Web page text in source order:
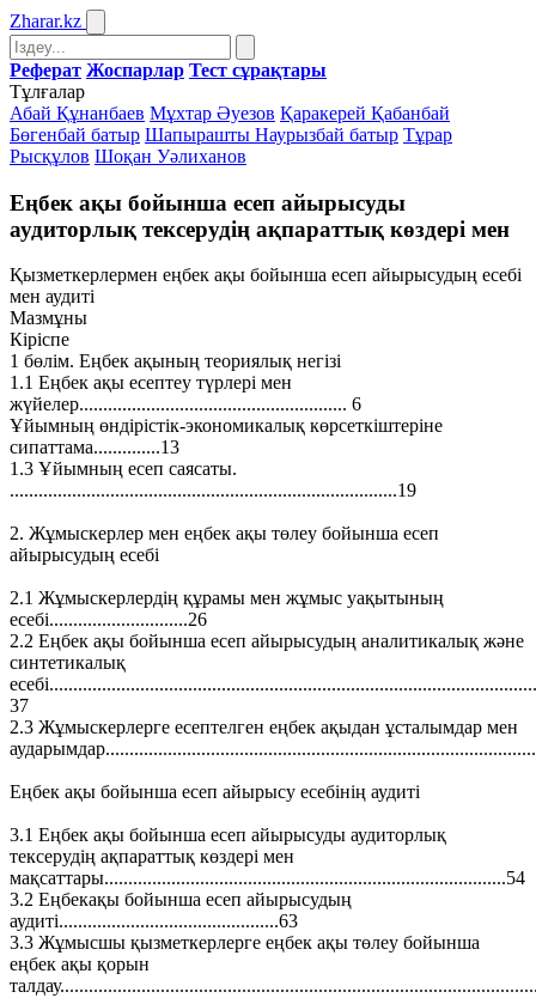
Zharar.kz
Реферат Жоспарлар Тест сұрақтары
Тұлғалар
Абай Құнанбаев Мұхтар Әуезов Қаракерей Қабанбай
Бөгенбай батыр Шапырашты Наурызбай батыр Тұрар
Рысқұлов Шоқан Уәлиханов
Еңбек ақы бойынша есеп айырысуды
аудиторлық тексерудің ақпараттық көздері мен
Қызметкерлермен еңбек ақы бойынша есеп айырысудың есебі
мен аудиті
Мазмұны
Кіріспе
1 бөлім. Еңбек ақының теориялық негізі
1.1 Еңбек ақы есептеу түрлері мен
жүйелер........................................................ 6
Ұйымның өндірістік-экономикалық көрсеткіштеріне
сипаттама..............13
1.3 Ұйымның есеп саясаты.
.................................................................................19
2. Жұмыскерлер мен еңбек ақы төлеу бойынша есеп
айырысудың есебі
2.1 Жұмыскерлердің құрамы мен жұмыс уақытының
есебі.............................26
2.2 Еңбек ақы бойынша есеп айырысудың аналитикалық және
синтетикалық
37
2.3 Жұмыскерлерге есептелген еңбек ақыдан ұсталымдар мен
Еңбек ақы бойынша есеп айырысу есебінің аудиті
3.1 Еңбек ақы бойынша есеп айырысуды аудиторлық
тексерудің ақпараттық көздері мен
мақсаттары....................................................................................54
3.2 Еңбекақы бойынша есеп айырысудың
аудиті..............................................63
3.3 Жұмысшы қызметкерлерге еңбек ақы төлеу бойынша
еңбек ақы қорын